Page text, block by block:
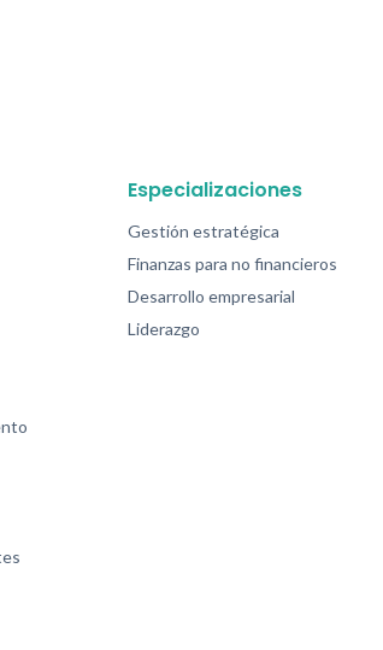
Especializaciones
Gestión estratégica
Finanzas para no financieros
Desarrollo empresarial
Liderazgo